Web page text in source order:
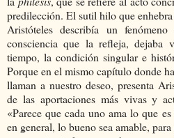
predilección. El sutil hilo que enhebra
Aristóteles describía un
consciencia que la refleja,
tiempo, la condición singular e
Porque en el mismo capítulo donde
llaman a nuestro deseo, presenta
de las aportaciones más vivas y
«Parece que cada uno ama lo que
en general, lo bueno sea amable,